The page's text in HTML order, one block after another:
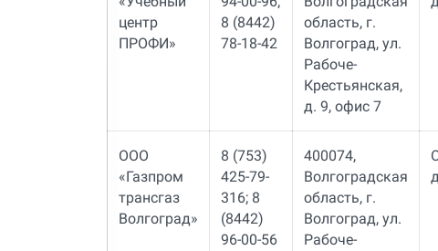
центр
ПРОФИ»
8 (8442)
78-18-42
область, г.
Волгоград, ул.
Рабоче-
Крестьянская,
д. 9, офис 7
ООО
«Газпром
трансгаз
Волгоград»
8 (753)
425-79-
316; 8
(8442)
96-00-56
400074,
Волгоградская
область, г.
Волгоград, ул.
Рабоче-